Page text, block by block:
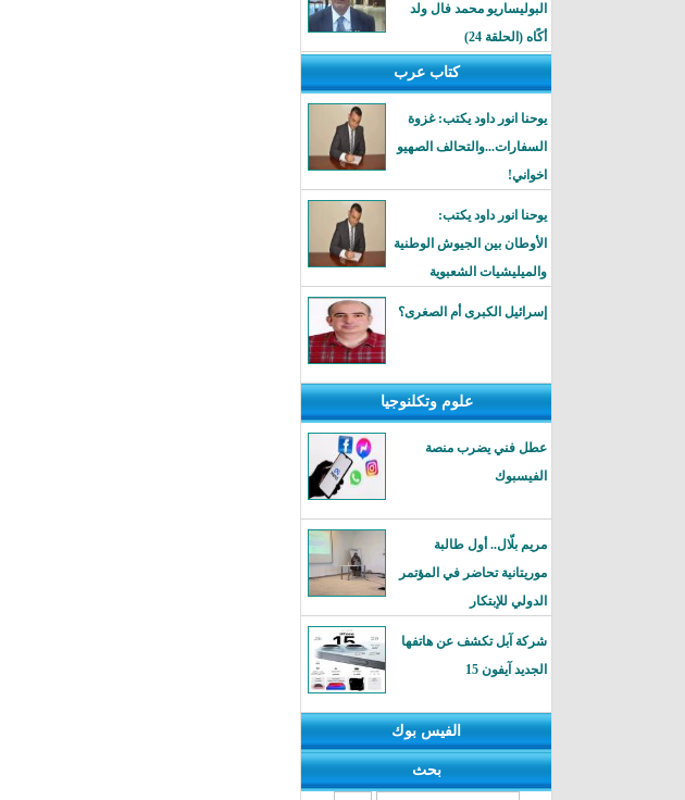
البوليساريو محمد فال ولد
أكًاه (الحلقة 24)
كتاب عرب
يوحنا انور داود يكتب: غزوة
السفارات...والتحالف الصهيو
اخواني!
يوحنا انور داود يكتب:
الأوطان بين الجيوش الوطنية
والميليشيات الشعبوية
إسرائيل الكبرى أم الصغرى؟
علوم وتكلنوجيا
عطل فني يضرب منصة
الفيسبوك
مريم بلّال.. أول طالبة
موريتانية تحاضر في المؤتمر
الدولي للإبتكار
شركة آبل تكشف عن هاتفها
الجديد آيفون 15
الفيس بوك
بحث